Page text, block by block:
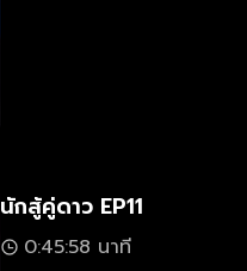
นักสู้คู่ดาว EP11
0:45:58 นาที